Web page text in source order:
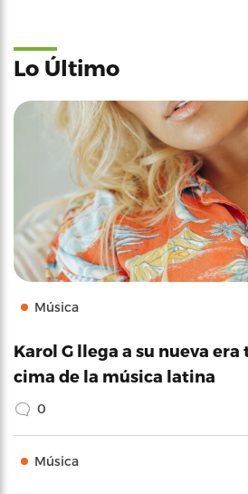
Lo Último
Música
Karol G llega a su nueva
cima de la música latina
0
Música